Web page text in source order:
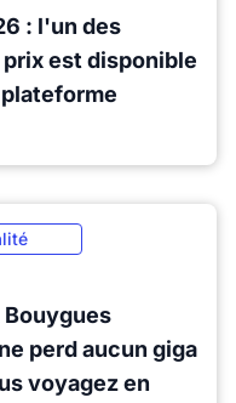
: l'un des
est disponible
perd aucun giga
voyagez en